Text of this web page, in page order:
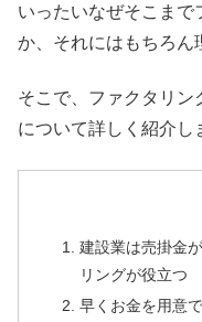
いったいなぜそこま
か、それにはもちろん
そこで、ファクタリン
について詳しく紹介し
建設業は売掛金
リングが役立つ
早くお金を用意